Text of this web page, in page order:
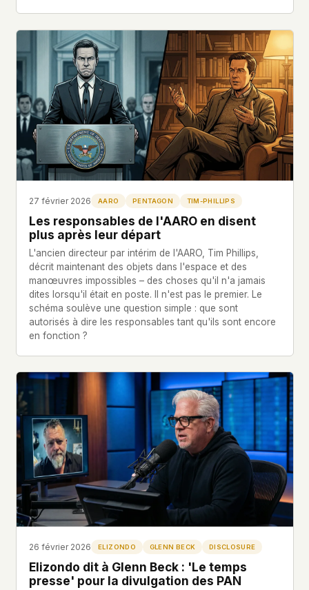
27 février 2026 AARO PENTAGON TIM-PHILLIPS
Les responsables de l'AARO en disent
plus après leur départ
L'ancien directeur par intérim de l'AARO, Tim Phillips,
décrit maintenant des objets dans l'espace et des
manœuvres impossibles – des choses qu'il n'a jamais
dites lorsqu'il était en poste. Il n'est pas le premier. Le
schéma soulève une question simple : que sont
autorisés à dire les responsables tant qu'ils sont encore
en fonction ?
26 février 2026 ELIZONDO GLENN BECK DISCLOSURE
Elizondo dit à Glenn Beck : 'Le temps
presse' pour la divulgation des PAN